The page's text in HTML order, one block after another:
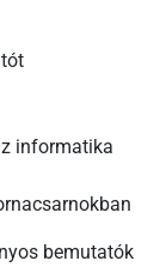
informatika
bemutatók